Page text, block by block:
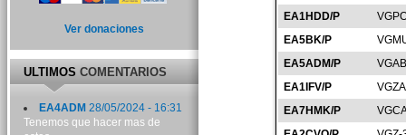
EA1HDD/P
EA5BK/P
EA5ADM/P
EA1IFV/P
EA7HMK/P
Ver donaciones
ULTIMOSCOMENTARIOS
EA4ADM 28/05/2024 - 16:31
Tenemos que hacer mas de